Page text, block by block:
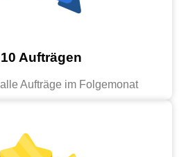
Aufträgen
Aufträge im Folgemonat